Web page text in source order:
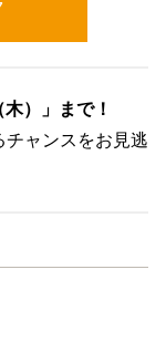
）」まで！
チャンスをお見逃